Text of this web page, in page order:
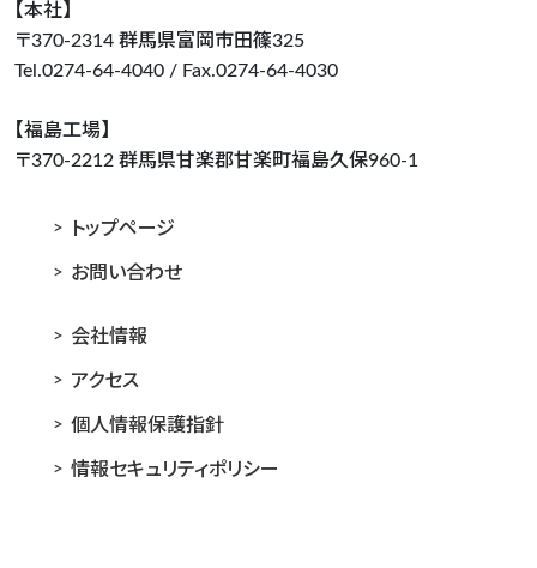
【本社】
〒370-2314 群馬県富岡市田篠325
Tel.0274-64-4040 / Fax.0274-64-4030
【福島工場】
〒370-2212 群馬県甘楽郡甘楽町福島久保960-1
トップページ
お問い合わせ
会社情報
アクセス
個人情報保護指針
情報セキュリティポリシー